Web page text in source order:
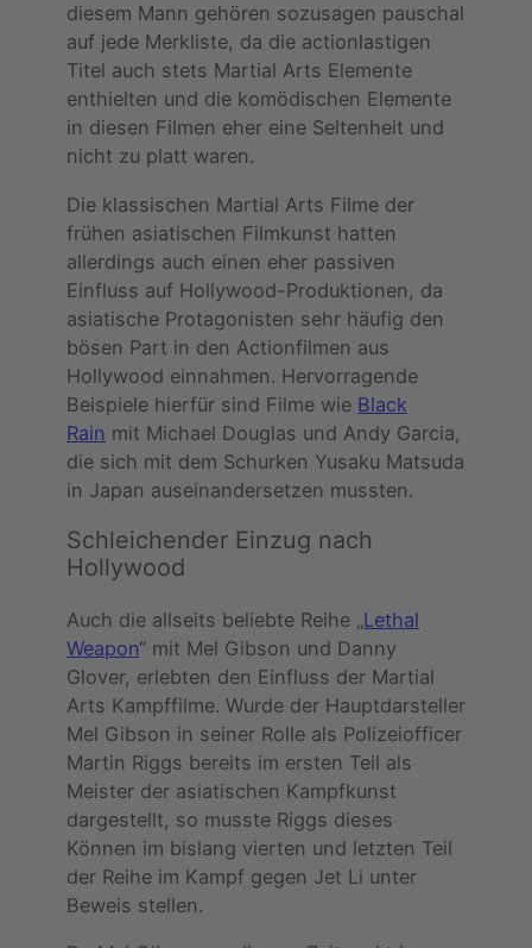
diesem Mann gehören sozusagen pauschal
auf jede Merkliste, da die actionlastigen
Titel auch stets Martial Arts Elemente
enthielten und die komödischen Elemente
in diesen Filmen eher eine Seltenheit und
nicht zu platt waren.
Die klassischen Martial Arts Filme der
frühen asiatischen Filmkunst hatten
allerdings auch einen eher passiven
Einfluss auf Hollywood-Produktionen, da
asiatische Protagonisten sehr häufig den
bösen Part in den Actionfilmen aus
Hollywood einnahmen. Hervorragende
Beispiele hierfür sind Filme wie Black
Rain mit Michael Douglas und Andy Garcia,
die sich mit dem Schurken Yusaku Matsuda
in Japan auseinandersetzen mussten.
Schleichender Einzug nach
Hollywood
Auch die allseits beliebte Reihe „Lethal
Weapon“ mit Mel Gibson und Danny
Glover, erlebten den Einfluss der Martial
Arts Kampffilme. Wurde der Hauptdarsteller
Mel Gibson in seiner Rolle als Polizeiofficer
Martin Riggs bereits im ersten Teil als
Meister der asiatischen Kampfkunst
dargestellt, so musste Riggs dieses
Können im bislang vierten und letzten Teil
der Reihe im Kampf gegen Jet Li unter
Beweis stellen.